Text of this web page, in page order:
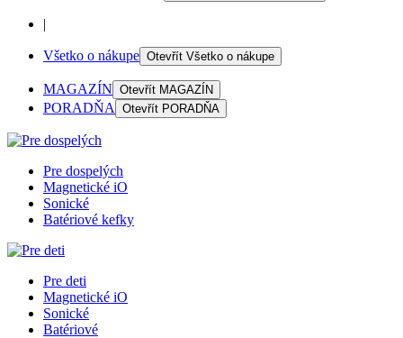
|
Všetko o nákupe Otevřít Všetko o nákupe
MAGAZÍN Otevřít MAGAZÍN
PORADŇA Otevřít PORADŇA
Pre dospelých
Magnetické iO
Sonické
Batériové kefky
Pre deti
Magnetické iO
Sonické
Batériové